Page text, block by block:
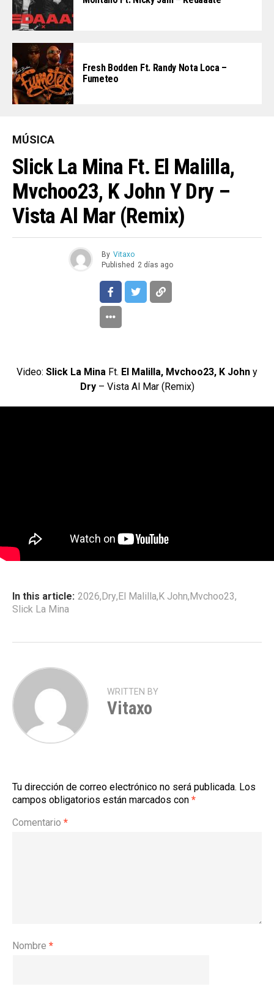
Fresh Bodden Ft. Randy Nota Loca –
Fumeteo
MÚSICA
Slick La Mina Ft. El Malilla,
Mvchoo23, K John Y Dry –
Vista Al Mar (Remix)
By Vitaxo
Published 2 días ago
Video: Slick La Mina Ft. El Malilla, Mvchoo23, K John y
Dry – Vista Al Mar (Remix)
In this article: 2026,Dry,El Malilla,K John,Mvchoo23,
Slick La Mina
WRITTEN BY
Vitaxo
Tu dirección de correo electrónico no será publicada. Los
campos obligatorios están marcados con *
Comentario *
Nombre *